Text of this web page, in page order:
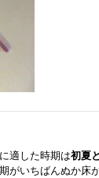
適した時期は初夏
がいちばんぬか床